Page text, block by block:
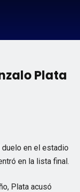
Plata
duelo en el estadio
en la lista final.
Plata acusó